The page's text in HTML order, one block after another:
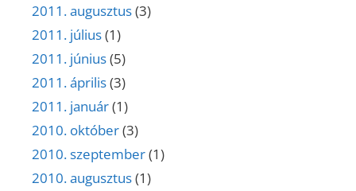
2011. augusztus(3)
2011. július(1)
2011. június(5)
2011. április(3)
2011. január(1)
2010. október(3)
2010. szeptember(1)
2010. augusztus(1)